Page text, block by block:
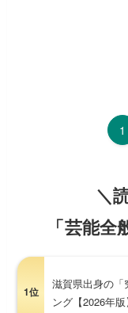
1
＼
「芸能
1位
滋賀県出身の「
ング【2026年版